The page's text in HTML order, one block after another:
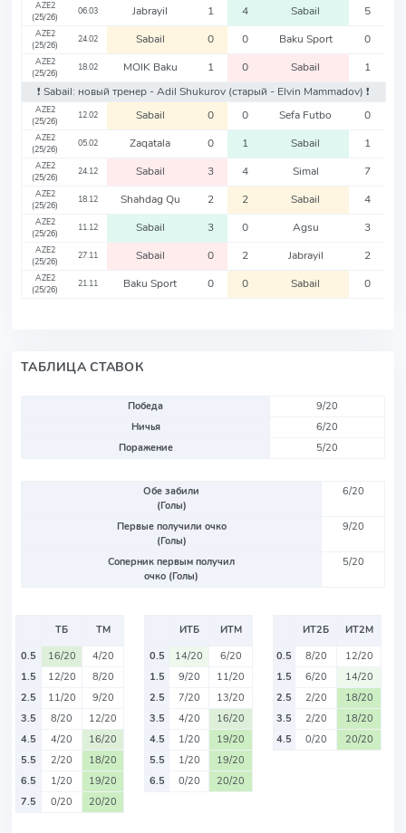
AZE2
(25/26)
06.03 Jabrayil 1 4 Sabail 5
AZE2
(25/26)
24.02 Sabail 0 0 Baku Sport 0
AZE2
(25/26)
18.02 MOIK Baku 1 0 Sabail
1
❗️ Sabail: новый тренер - Adil Shukurov (старый - Elvin Mammadov) ❗️
AZE2
(25/26)
12.02 Sabail 0 0 Sefa Futbo 0
AZE2
(25/26)
05.02 Zaqatala 0 1 Sabail 1
AZE2
(25/26)
24.12 Sabail 3 4 Simal 7
AZE2
(25/26)
18.12 Shahdag Qu 2 2 Sabail 4
AZE2
(25/26)
11.12 Sabail 3 0 Agsu 3
AZE2
(25/26)
27.11 Sabail 0 2 Jabrayil 2
AZE2
(25/26)
21.11 Baku Sport 0 0 Sabail 0
ТАБЛИЦА СТАВОК
Победа
9/20
Ничья
6/20
Поражение
5/20
Обе забили
(Голы)
6/20
Первые получили очко
(Голы)
9/20
Соперник первым получил
очко (Голы)
5/20
ТБ
ТМ
0.5
16/20
4/20
1.5
12/20
8/20
2.5
11/20
9/20
3.5
8/20
12/20
4.5
4/20
16/20
5.5
2/20
18/20
6.5
1/20
19/20
7.5
0/20 20/20
ИТБ
ИТМ
0.5
14/20
6/20
1.5
9/20
11/20
2.5
7/20
13/20
3.5
4/20
16/20
4.5
1/20
19/20
5.5
1/20
19/20
6.5
0/20 20/20
ИТ2Б
ИТ2М
0.5
8/20
12/20
1.5
6/20
14/20
2.5
2/20
18/20
3.5
2/20
18/20
4.5
0/20 20/20